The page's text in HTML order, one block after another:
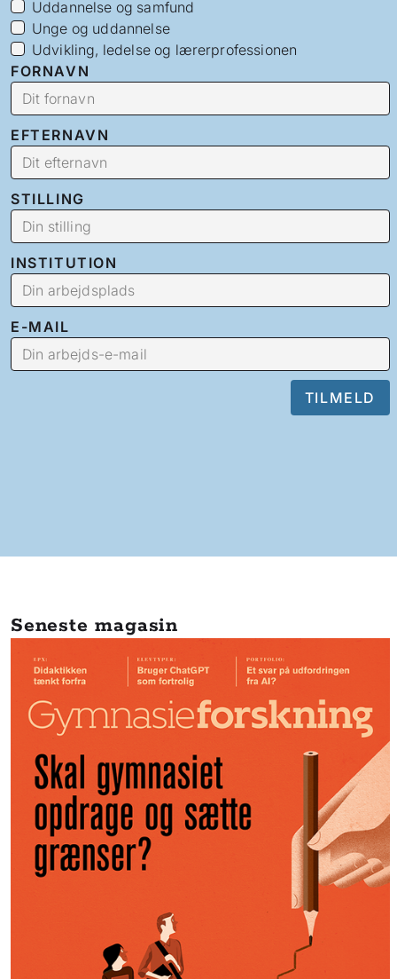
Uddannelse og samfund
Unge og uddannelse
Udvikling, ledelse og lærerprofessionen
FORNAVN
EFTERNAVN
STILLING
INSTITUTION
E-MAIL
Seneste magasin